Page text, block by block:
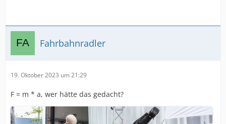
Fahrbahnradler
19. Oktober 2023 um 21:29
F = m * a, wer hätte das gedacht?